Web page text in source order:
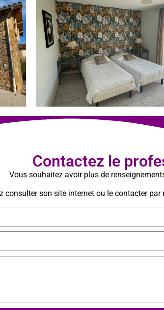
Contactez le
Vous souhaitez avoir plus de
consulter son site internet ou le contacter